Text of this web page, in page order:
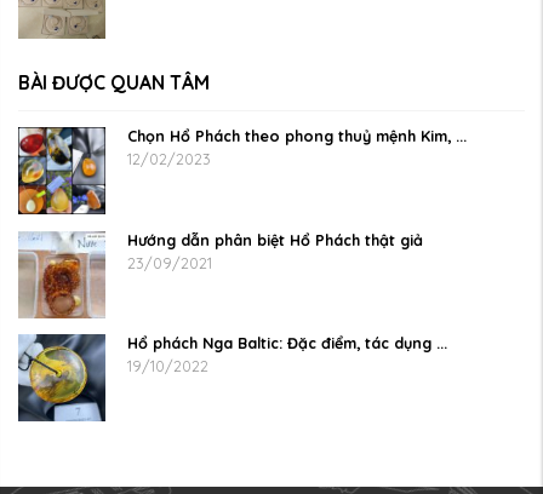
BÀI ĐƯỢC QUAN TÂM
Chọn Hổ Phách theo phong thuỷ mệnh Kim, ...
12/02/2023
Hướng dẫn phân biệt Hổ Phách thật giả
23/09/2021
Hổ phách Nga Baltic: Đặc điểm, tác dụng ...
19/10/2022